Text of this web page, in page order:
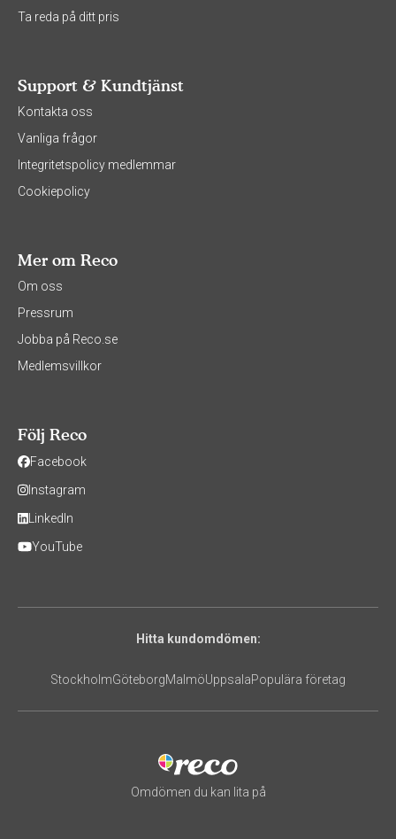
Ta reda på ditt pris
Support & Kundtjänst
Kontakta oss
Vanliga frågor
Integritetspolicy medlemmar
Cookiepolicy
Mer om Reco
Om oss
Pressrum
Jobba på Reco.se
Medlemsvillkor
Följ Reco
Facebook
Instagram
LinkedIn
YouTube
Hitta kundomdömen:
StockholmGöteborgMalmöUppsalaPopulära företag
Omdömen du kan lita på